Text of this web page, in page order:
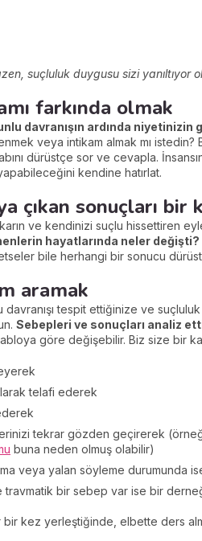
suçluluk duygusu sizi
farkında olmak
davranışın ardında
veya intikam almak mı istedin?
dürüstçe sor ve cevapla.
kendine hatırlat.
çıkan sonuçları bir
ve kendinizi suçlu hissettiren
hayatlarında neler değişti?
bile herhangi bir sonucu
aramak
davranışı tespit ettiğinize ve
Sebepleri ve sonuçları analiz
tabloya göre değişebilir. Biz size bir
telafi ederek
tekrar gözden geçirerek
buna neden olmuş olabilir)
veya yalan söyleme durumunda
travmatik bir sebep var ise bir
kez yerleştiğinde, elbette ders